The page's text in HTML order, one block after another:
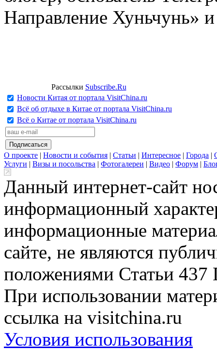
Направление Хуньчунь»
Рассылки Subscribe.Ru
Новости Китая от портала VisitChina.ru
Всё об отдыхе в Китае от портала VisitChina.ru
Всё о Китае от портала VisitChina.ru
О проекте | Новости и события | Статьи | Интересное | Города |
Услуги | Визы и посольства | Фотогалереи | Видео | Форум |
Данный интернет-сайт
информационный
информационные
сайте, не являются
положениями Статьи 437
При использовании
ссылка на visitchina.ru
Условия использования